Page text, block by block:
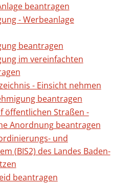
beantragen
- Werbeanlage
beantragen
im vereinfachten
- Einsicht nehmen
beantragen
öffentlichen Straßen -
Anordnung beantragen
und
(BIS2) des Landes Baden-
beantragen